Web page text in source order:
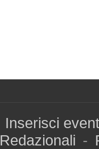
Inserisci
Redazionali -